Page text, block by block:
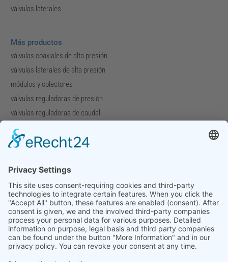
válvulas laterales
Más productos
válvulas coaxiales de alta presión
válvulas laterales de alta presión
módulos y colectores
válvulas reguladoras de presión
válvulas reguladoras de caudal
válvulas especiales
Compañía
Perfil de la compañía
Descargas
Ferias
Contacto